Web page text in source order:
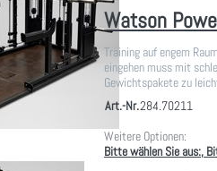
Watson
Training auf engem
eingehen muss mit
Gewichtspakete zu
Art.-Nr.284.70211
Weitere Optionen:
Bitte wählen Sie aus:,